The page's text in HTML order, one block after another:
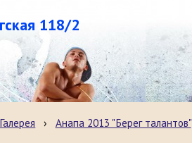
118/2
Галерея › Анапа 2013 "Берег талантов"